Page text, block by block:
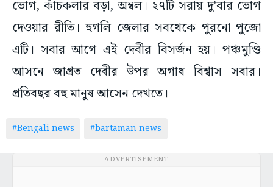
ভোগ, কাঁচকলার বড়া, অম্বল। ২৭টি সরায় দু’বার ভোগ
দেওয়ার রীতি। হুগলি জেলার সবথেকে পুরনো পুজো
এটি। সবার আগে এই দেবীর বিসর্জন হয়। পঞ্চমুণ্ডি
আসনে জাগ্রত দেবীর উপর অগাধ বিশ্বাস সবার।
প্রতিবছর বহু মানুষ আসেন দেখতে।
#Bengali news #bartaman news
ADVERTISEMENT